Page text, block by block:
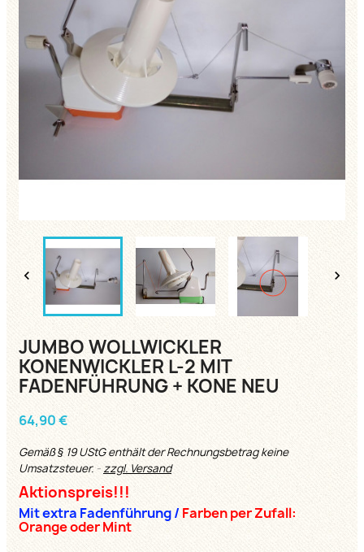
 
JUMBO WOLLWICKLER
KONENWICKLER L-2 MIT
FADENFÜHRUNG + KONE NEU
64,90 €
Gemäß § 19 UStG enthält der Rechnungsbetrag keine
Umsatzsteuer.
zzgl. Versand
Aktionspreis!!!
Mit extra Fadenführung/ Farben per Zufall:
Orange oder Mint